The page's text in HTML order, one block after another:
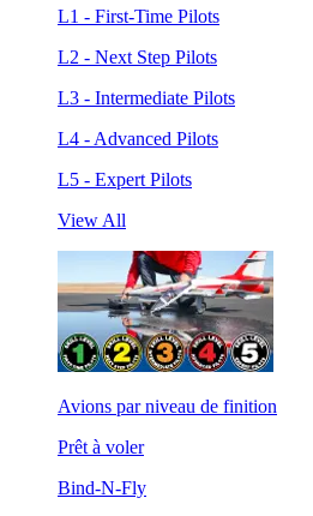
L1 - First-Time Pilots
L2 - Next Step Pilots
L3 - Intermediate Pilots
L4 - Advanced Pilots
L5 - Expert Pilots
View All
Avions par niveau de finition
Prêt à voler
Bind-N-Fly